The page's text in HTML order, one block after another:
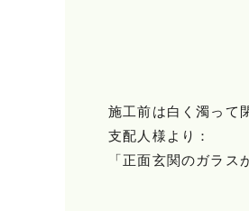
施工前は白く濁って
支配人様より：
「正面玄関のガラ